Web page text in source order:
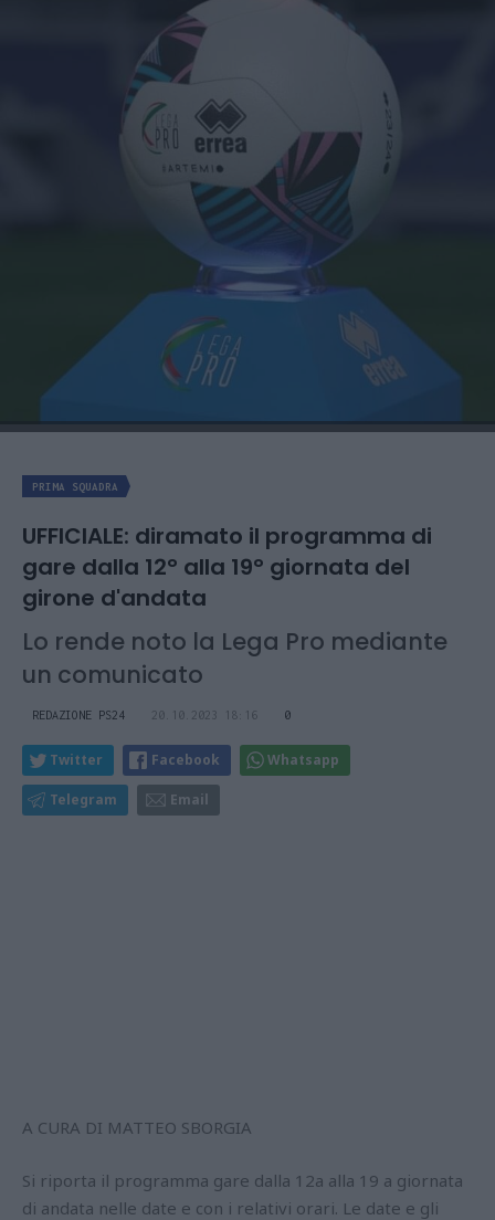
PRIMA SQUADRA
UFFICIALE: diramato il programma di
gare dalla 12° alla 19° giornata del
girone d'andata
Lo rende noto la Lega Pro mediante
un comunicato
REDAZIONE PS24 20.10.2023 18:16 0
Twitter Facebook Whatsapp
Telegram Email
A CURA DI MATTEO SBORGIA
Si riporta il programma gare dalla 12a alla 19 a giornata
di andata nelle date e con i relativi orari. Le date e gli